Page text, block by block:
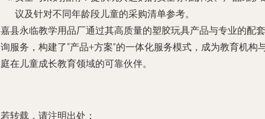
议及针对不同年龄段儿童的采购清单参考。
县永临教学用品厂通过其高质量的塑胶玩具产品与专业的配套
服务，构建了“产品+方案”的一体化服务模式，成为教育机构
在儿童成长教育领域的可靠伙伴。
转载，请注明出处：